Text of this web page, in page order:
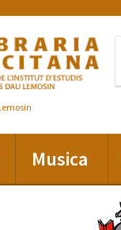
Musica